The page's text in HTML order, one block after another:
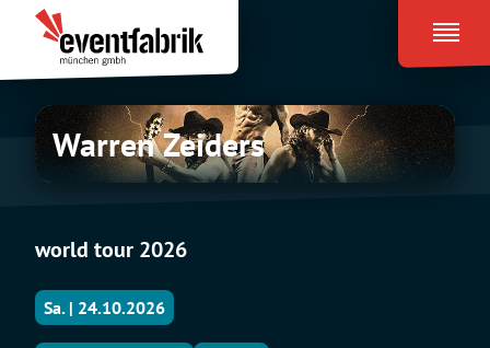
Inhalt
springen
Eventfabrik
München
Warren
Zeiders
Warren Zeiders
world tour 2026
Sa. | 24.10.2026